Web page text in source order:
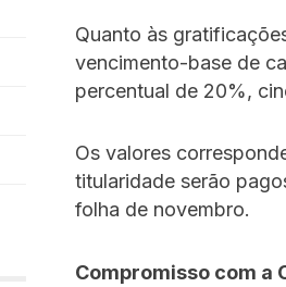
Quanto às
vencimento-base de
percentual de 20%,
Os valores
titularidade serão
folha de novembro.
Compromisso com a